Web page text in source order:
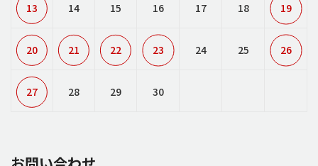
13 14 15 16 17 18 19
20 21 22 23 24 25 26
27 28 29 30